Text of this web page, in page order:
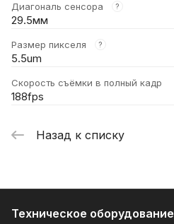
Диагональ сенсора ?
29.5мм
Размер пикселя ?
5.5um
Скорость съёмки в полный кадр
188fps
Назад к списку
Техническое оборудование